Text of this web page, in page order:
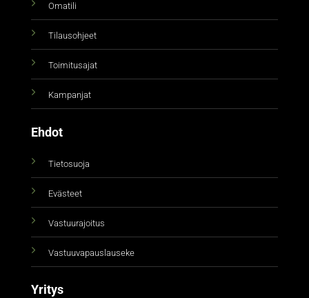
Omatili
Tilausohjeet
Toimitusajat
Kampanjat
Ehdot
Tietosuoja
Evästeet
Vastuurajoitus
Vastuuvapauslauseke
Yritys